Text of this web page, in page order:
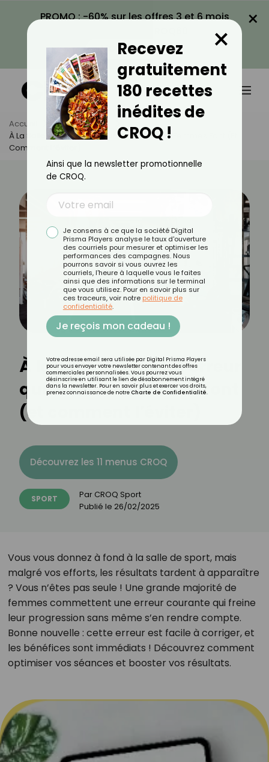
PROMO : -60% sur les offres 3 et 6 mois
VOIR LA PROMO
×
Accueil Actus
Sport
À La Salle De Sport : L’erreur Que 98 % Des Femmes Font (et
Comment L’éviter)
À la salle de sport : l’erreur
que 98 % des femmes font
(et comment l’éviter)
Découvrez les 11 menus CROQ
SPORT Par CROQ Sport
Publié le 26/02/2025
Vous vous donnez à fond à la salle de sport, mais
malgré vos efforts, les résultats tardent à apparaître
? Vous n’êtes pas seule ! Une grande majorité de
femmes commettent une erreur courante qui freine
leur progression sans même s’en rendre compte.
Bonne nouvelle : cette erreur est facile à corriger, et
les bénéfices sont immédiats ! Découvrez comment
optimiser vos séances et booster vos résultats.
Recevez
gratuitement
180 recettes
inédites de
CROQ !
×
Ainsi que la newsletter promotionnelle
de CROQ.
Je consens à ce que la société Digital
Prisma Players analyse le taux d'ouverture
des courriels pour mesurer et optimiser les
performances des campagnes. Nous
pourrons savoir si vous ouvrez les
courriels, l'heure à laquelle vous le faites
ainsi que des informations sur le terminal
que vous utilisez. Pour en savoir plus sur
ces traceurs, voir notre politique de
confidentialité.
Je reçois mon cadeau !
Votre adresse email sera utilisée par Digital Prisma Players
pour vous envoyer votre newsletter contenant des offres
commerciales personnalisées. Vous pourrez vous
désinscrire en utilisant le lien de désabonnement intégré
dans la newsletter. Pour en savoir plus et exercer vos droits,
prenez connaissance de notre Charte de Confidentialité.